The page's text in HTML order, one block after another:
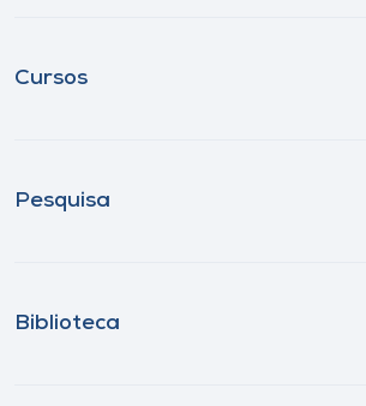
Cursos
Pesquisa
Biblioteca